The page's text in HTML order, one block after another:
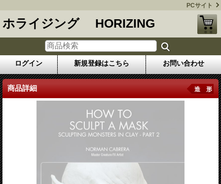
PCサイト
ホライジング HORIZING
ログイン 新規登録はこちら お問い合わせ
商品詳細 造 形